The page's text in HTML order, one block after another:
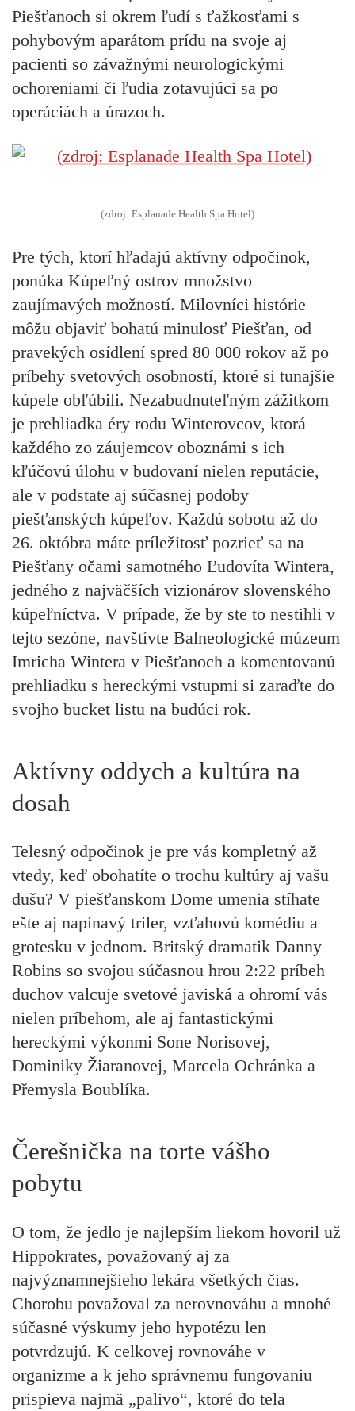
Piešťanoch si okrem ľudí s ťažkosťami s
pohybovým aparátom prídu na svoje aj
pacienti so závažnými neurologickými
ochoreniami či ľudia zotavujúci sa po
operáciách a úrazoch.
(zdroj: Esplanade Health Spa Hotel)
Pre tých, ktorí hľadajú aktívny odpočinok,
ponúka Kúpeľný ostrov množstvo
zaujímavých možností. Milovníci histórie
môžu objaviť bohatú minulosť Piešťan, od
pravekých osídlení spred 80 000 rokov až po
príbehy svetových osobností, ktoré si tunajšie
kúpele obľúbili. Nezabudnuteľným zážitkom
je prehliadka éry rodu Winterovcov, ktorá
každého zo záujemcov oboznámi s ich
kľúčovú úlohu v budovaní nielen reputácie,
ale v podstate aj súčasnej podoby
piešťanských kúpeľov. Každú sobotu až do
26. októbra máte príležitosť pozrieť sa na
Piešťany očami samotného Ľudovíta Wintera,
jedného z najväčších vizionárov slovenského
kúpeľníctva. V prípade, že by ste to nestihli v
tejto sezóne, navštívte Balneologické múzeum
Imricha Wintera v Piešťanoch a komentovanú
prehliadku s hereckými vstupmi si zaraďte do
svojho bucket listu na budúci rok.
Aktívny oddych a kultúra na
dosah
Telesný odpočinok je pre vás kompletný až
vtedy, keď obohatíte o trochu kultúry aj vašu
dušu? V piešťanskom Dome umenia stíhate
ešte aj napínavý triler, vzťahovú komédiu a
grotesku v jednom. Britský dramatik Danny
Robins so svojou súčasnou hrou 2:22 príbeh
duchov valcuje svetové javiská a ohromí vás
nielen príbehom, ale aj fantastickými
hereckými výkonmi Sone Norisovej,
Dominiky Žiaranovej, Marcela Ochránka a
Přemysla Boublíka.
Čerešnička na torte vášho
pobytu
O tom, že jedlo je najlepším liekom hovoril už
Hippokrates, považovaný aj za
najvýznamnejšieho lekára všetkých čias.
Chorobu považoval za nerovnováhu a mnohé
súčasné výskumy jeho hypotézu len
potvrdzujú. K celkovej rovnováhe v
organizme a k jeho správnemu fungovaniu
prispieva najmä „palivo“, ktoré do tela